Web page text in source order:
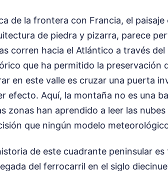
de la frontera con Francia, el
de piedra y pizarra, parece
corren hacia el Atlántico a través
que ha permitido la preservación
en este valle es cruzar una puerta
efecto. Aquí, la montaña no es una
zonas han aprendido a leer las
que ningún modelo
de este cuadrante peninsular
del ferrocarril en el siglo